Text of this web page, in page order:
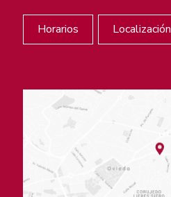
Horarios Localización